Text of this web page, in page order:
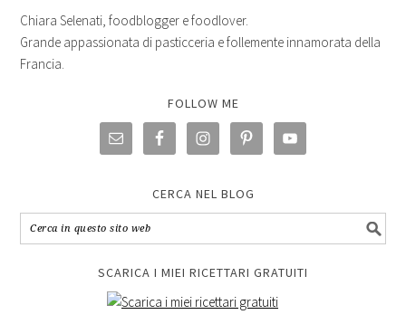
Chiara Selenati, foodblogger e foodlover.
Grande appassionata di pasticceria e follemente innamorata della
Francia.
FOLLOW ME
CERCA NEL BLOG
SCARICA I MIEI RICETTARI GRATUITI